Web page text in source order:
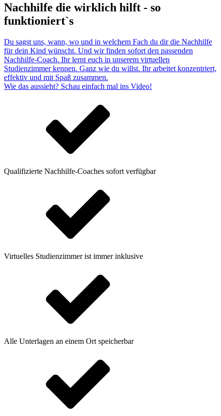
Nachhilfe die wirklich hilft - so
funktioniert`s
Du sagst uns, wann, wo und in welchem Fach du dir die Nachhilfe
für dein Kind wünscht. Und wir finden sofort den passenden
Nachhilfe-Coach. Ihr lernt euch in unserem virtuellen
Studienzimmer kennen. Ganz wie du willst. Ihr arbeitet konzentriert,
effektiv und mit Spaß zusammen.
Wie das aussieht? Schau einfach mal ins Video!
Qualifizierte Nachhilfe-Coaches sofort verfügbar
Virtuelles Studienzimmer ist immer inklusive
Alle Unterlagen an einem Ort speicherbar